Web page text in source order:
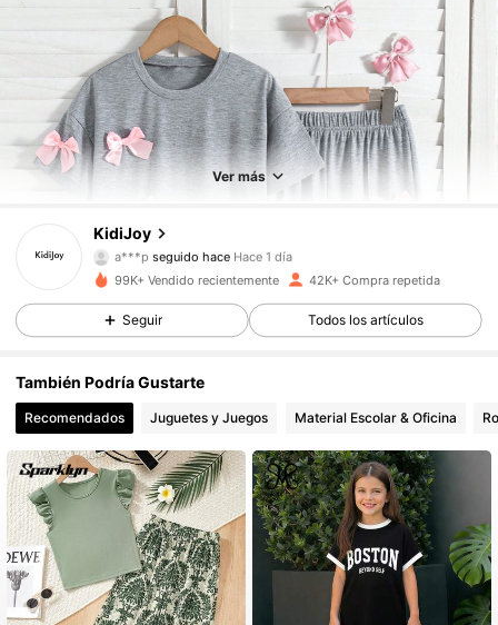
Ver más
KidiJoy
a***pseguido hace
s***5 está navegando
4,83
20K Seguidores
4,83 20K Seguidores
4,83 20K Seguidores
4,83 20K Seguidores
99K+ Vendido recientemente 42K+ Compra repetida
Seguir Todos los artículos
También Podría Gustarte
Recomendados Juguetes y Juegos Material Escolar & Oficina